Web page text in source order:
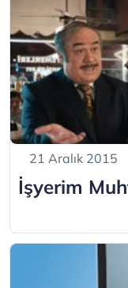
21 Aralık 2015
İşyerim